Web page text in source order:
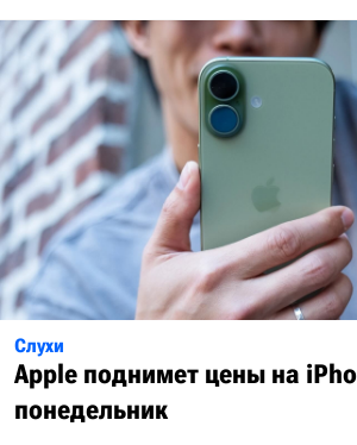
Слухи
Apple поднимет цены на
понедельник